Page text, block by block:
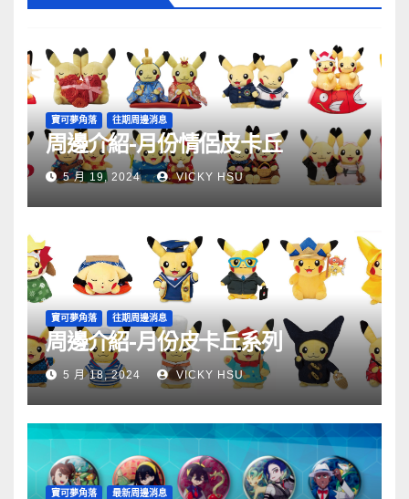
寶可夢角落 往期周邊消息
周邊介紹-月份情侶皮卡丘
5 月 19, 2024 VICKY HSU
寶可夢角落 往期周邊消息
周邊介紹-月份皮卡丘系列
5 月 18, 2024 VICKY HSU
寶可夢角落 最新周邊消息